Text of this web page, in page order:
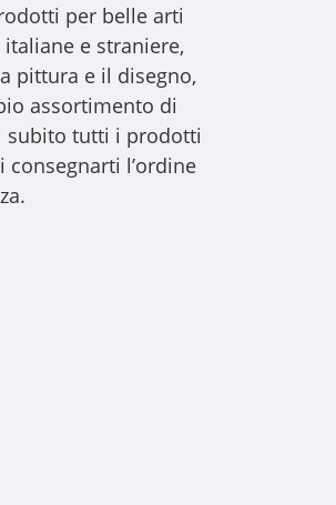
per belle arti
e straniere,
pittura e il disegno,
assortimento di
subito tutti i prodotti
l’ordine